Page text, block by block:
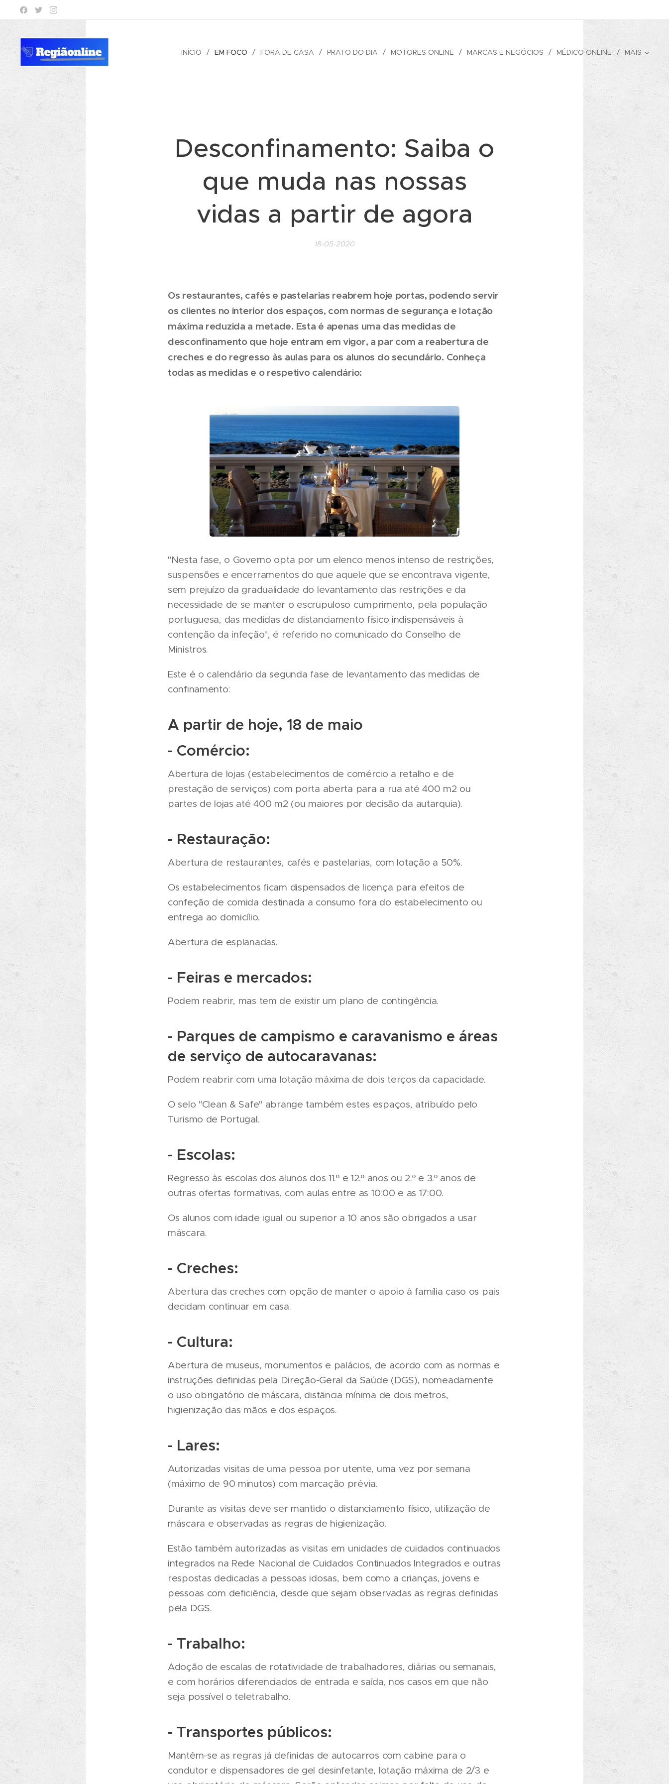
INÍCIO EM FOCO FORA DE CASA PRATO DO DIA MOTORES ONLINE MARCAS E NEGÓCIOS MÉDICO ONLINE MAIS
Desconfinamento: Saiba o
que muda nas nossas
vidas a partir de agora
18-05-2020
Os restaurantes, cafés e pastelarias reabrem hoje portas, podendo servir
os clientes no interior dos espaços, com normas de segurança e lotação
máxima reduzida a metade. Esta é apenas uma das medidas de
desconfinamento que hoje entram em vigor, a par com a reabertura de
creches e do regresso às aulas para os alunos do secundário. Conheça
todas as medidas e o respetivo calendário:
"Nesta fase, o Governo opta por um elenco menos intenso de restrições,
suspensões e encerramentos do que aquele que se encontrava vigente,
sem prejuízo da gradualidade do levantamento das restrições e da
necessidade de se manter o escrupuloso cumprimento, pela população
portuguesa, das medidas de distanciamento físico indispensáveis à
contenção da infeção", é referido no comunicado do Conselho de
Ministros.
Este é o calendário da segunda fase de levantamento das medidas de
confinamento:
A partir de hoje, 18 de maio
- Comércio:
Abertura de lojas (estabelecimentos de comércio a retalho e de
prestação de serviços) com porta aberta para a rua até 400 m2 ou
partes de lojas até 400 m2 (ou maiores por decisão da autarquia).
- Restauração:
Abertura de restaurantes, cafés e pastelarias, com lotação a 50%.
Os estabelecimentos ficam dispensados de licença para efeitos de
confeção de comida destinada a consumo fora do estabelecimento ou
entrega ao domicílio.
Abertura de esplanadas.
- Feiras e mercados:
Podem reabrir, mas tem de existir um plano de contingência.
- Parques de campismo e caravanismo e áreas
de serviço de autocaravanas:
Podem reabrir com uma lotação máxima de dois terços da capacidade.
O selo "Clean & Safe" abrange também estes espaços, atribuído pelo
Turismo de Portugal.
- Escolas:
Regresso às escolas dos alunos dos 11.º e 12.º anos ou 2.º e 3.º anos de
outras ofertas formativas, com aulas entre as 10:00 e as 17:00.
Os alunos com idade igual ou superior a 10 anos são obrigados a usar
máscara.
- Creches:
Abertura das creches com opção de manter o apoio à família caso os pais
decidam continuar em casa.
- Cultura:
Abertura de museus, monumentos e palácios, de acordo com as normas e
instruções definidas pela Direção-Geral da Saúde (DGS), nomeadamente
o uso obrigatório de máscara, distância mínima de dois metros,
higienização das mãos e dos espaços.
- Lares:
Autorizadas visitas de uma pessoa por utente, uma vez por semana
(máximo de 90 minutos) com marcação prévia.
Durante as visitas deve ser mantido o distanciamento físico, utilização de
máscara e observadas as regras de higienização.
Estão também autorizadas as visitas em unidades de cuidados continuados
integrados na Rede Nacional de Cuidados Continuados Integrados e outras
respostas dedicadas a pessoas idosas, bem como a crianças, jovens e
pessoas com deficiência, desde que sejam observadas as regras definidas
pela DGS.
- Trabalho:
Adoção de escalas de rotatividade de trabalhadores, diárias ou semanais,
e com horários diferenciados de entrada e saída, nos casos em que não
seja possível o teletrabalho.
- Transportes públicos:
Mantêm-se as regras já definidas de autocarros com cabine para o
condutor e dispensadores de gel desinfetante, lotação máxima de 2/3 e